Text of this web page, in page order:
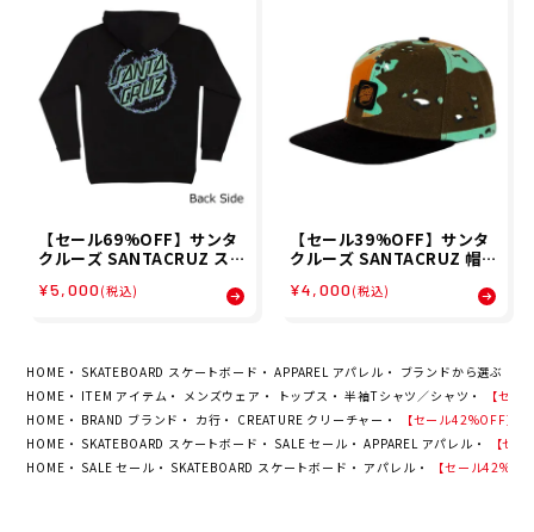
【セール69%OFF】サンタ
クルーズ SANTACRUZ ス
ア スウェット パーカー バー
秋冬
¥5,000 (税込)
【セール39%OFF】サンタ
クルーズ SANTACRUZ 帽
SNAPBACK HAT 5102617
¥4,000 (税込)
HOME SKATEBOARD スケートボード APPAREL アパレル ブランドから選ぶ
HOME
ITEM アイテム メンズウェア トップス 半袖Tシャツ／シャツ
【セー
HOME
BRAND ブランド カ行 CREATURE クリーチャー
【セール42%OFF】
HOME
SKATEBOARD スケートボード SALE セール APPAREL アパレル
【セ
HOME
SALE セール SKATEBOARD スケートボード アパレル 【セール